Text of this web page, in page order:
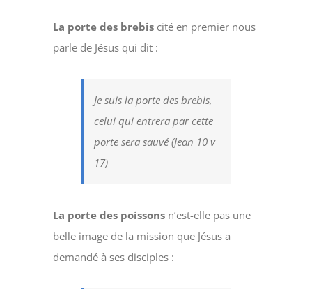
La porte des brebis cité en premier nous
parle de Jésus qui dit :
Je suis la porte des brebis,
celui qui entrera par cette
porte sera sauvé (Jean 10 v
17)
La porte des poissons n’est-elle pas une
belle image de la mission que Jésus a
demandé à ses disciples :